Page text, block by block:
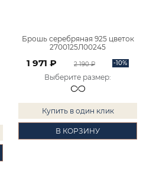
Брошь серебряная 925 цветок
2700125Л00245
1 971 ₽ 2 190 ₽ -10%
Выберите размер:
Купить в один клик
В КОРЗИНУ